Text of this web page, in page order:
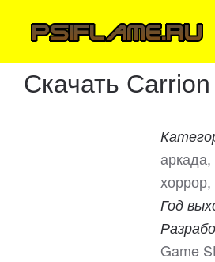
Скачать Carrion
Год
Game